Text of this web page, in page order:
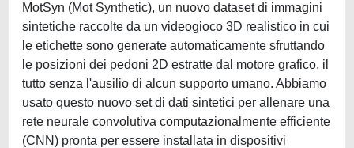
MotSyn (Mot Synthetic), un nuovo dataset di immagini
sintetiche raccolte da un videogioco 3D realistico in cui
le etichette sono generate automaticamente sfruttando
le posizioni dei pedoni 2D estratte dal motore grafico, il
tutto senza l'ausilio di alcun supporto umano. Abbiamo
usato questo nuovo set di dati sintetici per allenare una
rete neurale convolutiva computazionalmente efficiente
(CNN) pronta per essere installata in dispositivi